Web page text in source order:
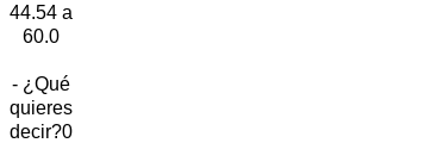
44.54 a
60.0
- ¿Qué
quieres
decir?0